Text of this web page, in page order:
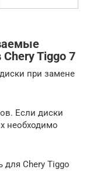
Tiggo 7
при замене
Если диски
необходимо
для Chery Tiggo